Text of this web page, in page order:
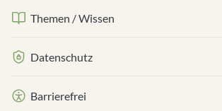
Themen / Wissen
Datenschutz
Barrierefrei